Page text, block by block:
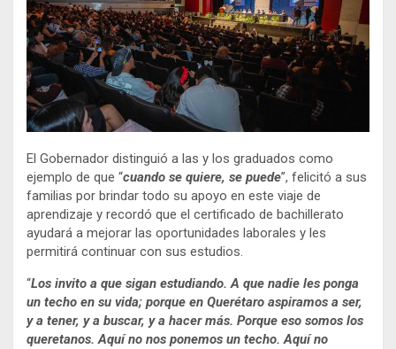
El Gobernador distinguió a las y los graduados como
ejemplo de que “cuando se quiere, se puede”, felicitó a sus
familias por brindar todo su apoyo en este viaje de
aprendizaje y recordó que el certificado de bachillerato
ayudará a mejorar las oportunidades laborales y les
permitirá continuar con sus estudios.
“Los invito a que sigan estudiando. A que nadie les ponga
un techo en su vida; porque en Querétaro aspiramos a ser,
y a tener, y a buscar, y a hacer más. Porque eso somos los
queretanos. Aquí no nos ponemos un techo. Aquí no